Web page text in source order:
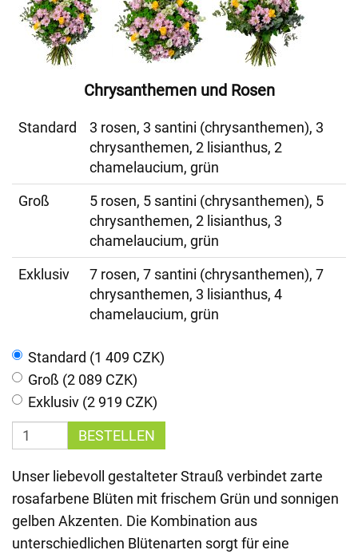
Chrysanthemen und Rosen
Standard
3 rosen, 3 santini (chrysanthemen), 3
chrysanthemen, 2 lisianthus, 2
chamelaucium, grün
Groß
5 rosen, 5 santini (chrysanthemen), 5
chrysanthemen, 2 lisianthus, 3
chamelaucium, grün
Exklusiv
7 rosen, 7 santini (chrysanthemen), 7
chrysanthemen, 3 lisianthus, 4
chamelaucium, grün
Standard (1 409 CZK)
Groß (2 089 CZK)
Exklusiv (2 919 CZK)
BESTELLEN
Unser liebevoll gestalteter Strauß verbindet zarte
rosafarbene Blüten mit frischem Grün und sonnigen
gelben Akzenten. Die Kombination aus
unterschiedlichen Blütenarten sorgt für eine